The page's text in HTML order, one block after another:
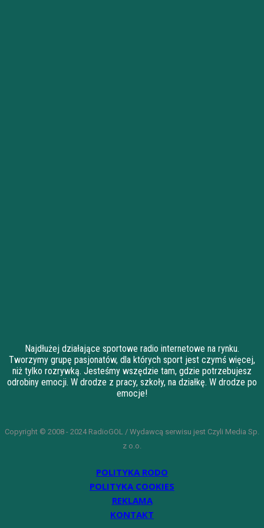
Najdłużej działające sportowe radio internetowe na rynku.
Tworzymy grupę pasjonatów, dla których sport jest czymś więcej,
niż tylko rozrywką. Jesteśmy wszędzie tam, gdzie potrzebujesz
odrobiny emocji. W drodze z pracy, szkoły, na działkę. W drodze po
emocje!
Copyright © 2008 - 2024 RadioGOL / Wydawcą serwisu jest Czyli Media Sp.
z o.o.
POLITYKA RODO
POLITYKA COOKIES
REKLAMA
KONTAKT